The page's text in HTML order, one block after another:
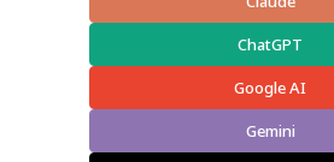
ChatGPT
Google AI
Gemini